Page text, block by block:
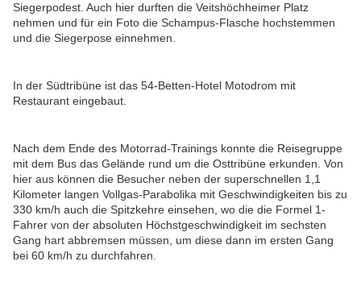
Siegerpodest. Auch hier durften die Veitshöchheimer Platz
nehmen und für ein Foto die Schampus-Flasche hochstemmen
und die Siegerpose einnehmen.
In der Südtribüne ist das 54-Betten-Hotel Motodrom mit
Restaurant eingebaut.
Nach dem Ende des Motorrad-Trainings konnte die Reisegruppe
mit dem Bus das Gelände rund um die Osttribüne erkunden. Von
hier aus können die Besucher neben der superschnellen 1,1
Kilometer langen Vollgas-Parabolika mit Geschwindigkeiten bis zu
330 km/h auch die Spitzkehre einsehen, wo die die Formel 1-
Fahrer von der absoluten Höchstgeschwindigkeit im sechsten
Gang hart abbremsen müssen, um diese dann im ersten Gang
bei 60 km/h zu durchfahren.